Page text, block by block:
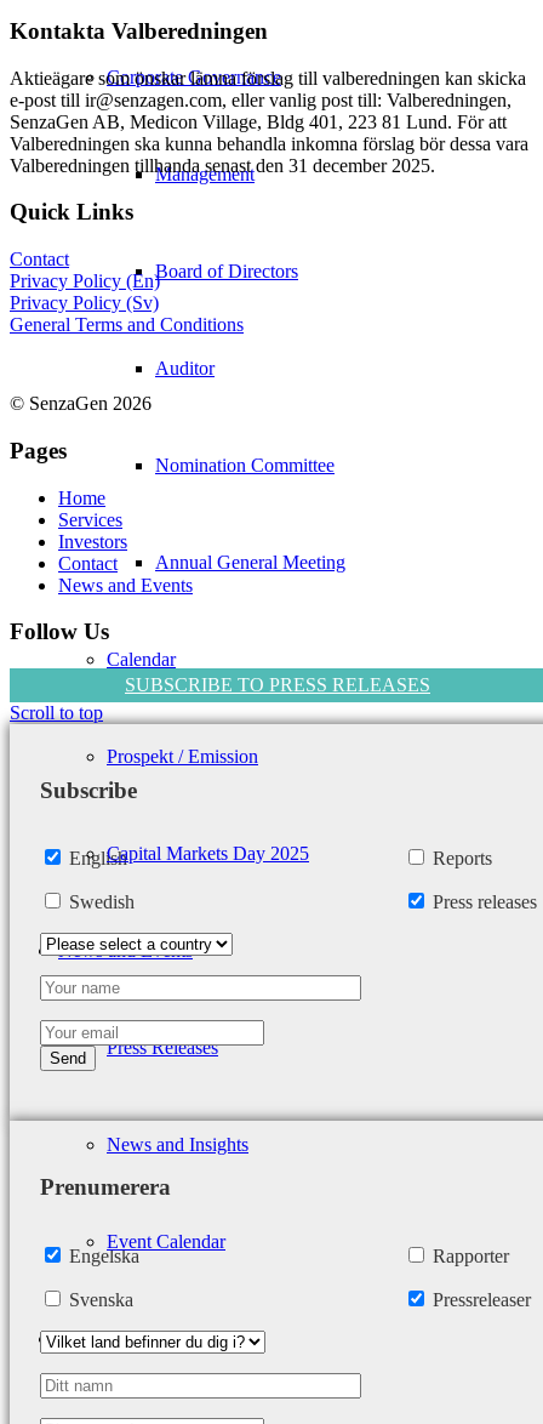
Corporate Governance
Management
Board of Directors
Auditor
Nomination Committee
Annual General Meeting
Calendar
Prospekt / Emission
Capital Markets Day 2025
News and Events
Press Releases
News and Insights
Event Calendar
Contact
Kontakta Valberedningen
Aktieägare som önskar lämna förslag till valberedningen kan skicka
e-post till ir@senzagen.com, eller vanlig post till: Valberedningen,
SenzaGen AB, Medicon Village, Bldg 401, 223 81 Lund. För att
Valberedningen ska kunna behandla inkomna förslag bör dessa vara
Valberedningen tillhanda senast den 31 december 2025.
Quick Links
Contact
Privacy Policy (En)
Privacy Policy (Sv)
General Terms and Conditions
© SenzaGen 2026
Pages
Home
Services
Investors
Contact
News and Events
Follow Us
SUBSCRIBE TO PRESS RELEASES
Scroll to top
Subscribe
English
Swedish
Reports
Press releases
Prenumerera
Engelska
Svenska
Rapporter
Pressreleaser